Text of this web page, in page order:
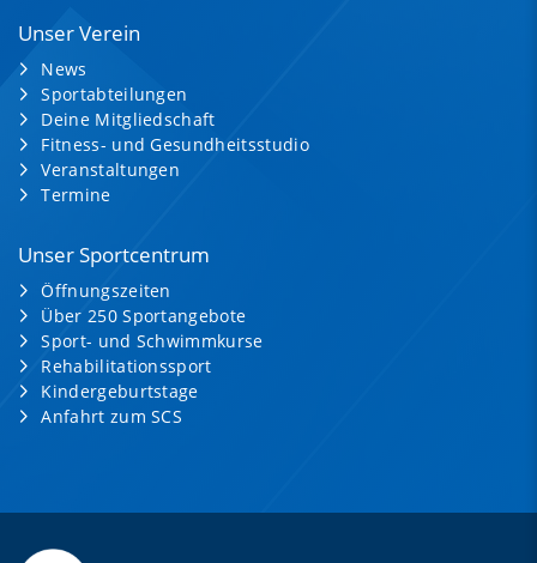
Unser Verein
News
Sportabteilungen
Deine Mitgliedschaft
Fitness- und Gesundheitsstudio
Veranstaltungen
Termine
Unser Sportcentrum
Öffnungszeiten
Über 250 Sportangebote
Sport- und Schwimmkurse
Rehabilitationssport
Kindergeburtstage
Anfahrt zum SCS